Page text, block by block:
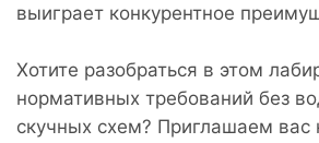
выиграет конкурентное
Хотите разобраться в этом
нормативных требований без
скучных схем? Приглашаем вас